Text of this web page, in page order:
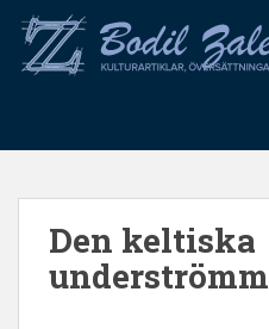
o
Den keltiska